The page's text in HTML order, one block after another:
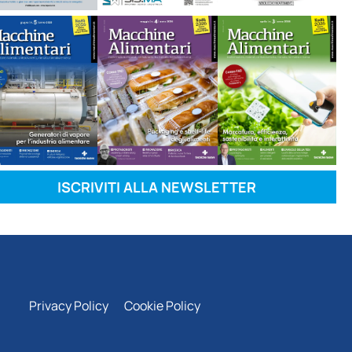
ISCRIVITI ALLA NEWSLETTER
Privacy Policy Cookie Policy